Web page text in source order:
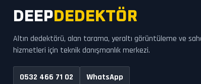
DEEP DEDEKTÖR
Altın dedektörü, alan tarama, yeraltı görüntüleme ve
hizmetleri için teknik danışmanlık merkezi.
0532 466 71 02 WhatsApp